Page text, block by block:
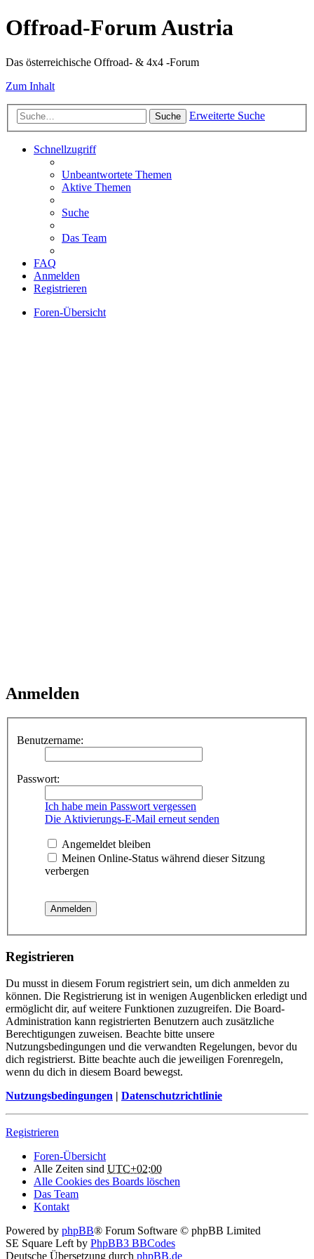
Offroad-Forum Austria
Das österreichische Offroad- & 4x4 -Forum
Zum Inhalt
Suche Erweiterte Suche
Schnellzugriff
Unbeantwortete Themen
Aktive Themen
Suche
Das Team
FAQ
Anmelden
Registrieren
Foren-Übersicht
Anmelden
Benutzername:
Passwort:
Ich habe mein Passwort vergessen
Die Aktivierungs-E-Mail erneut senden
Angemeldet bleiben
Meinen Online-Status während dieser Sitzung
verbergen
Registrieren
Du musst in diesem Forum registriert sein, um dich anmelden zu
können. Die Registrierung ist in wenigen Augenblicken erledigt und
ermöglicht dir, auf weitere Funktionen zuzugreifen. Die Board-
Administration kann registrierten Benutzern auch zusätzliche
Berechtigungen zuweisen. Beachte bitte unsere
Nutzungsbedingungen und die verwandten Regelungen, bevor du
dich registrierst. Bitte beachte auch die jeweiligen Forenregeln,
wenn du dich in diesem Board bewegst.
Nutzungsbedingungen | Datenschutzrichtlinie
Registrieren
Foren-Übersicht
Alle Zeiten sind UTC+02:00
Alle Cookies des Boards löschen
Das Team
Kontakt
Powered by phpBB® Forum Software © phpBB Limited
SE Square Left by PhpBB3 BBCodes
Deutsche Übersetzung durch phpBB.de